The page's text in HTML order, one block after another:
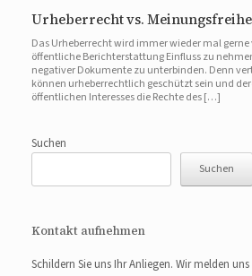
Urheberrecht vs.
Das Urheberrecht wird immer wieder mal
öffentliche Berichterstattung Einfluss zu
negativer Dokumente zu unterbinden. Denn
können urheberrechtlich geschützt sein und
öffentlichen Interesses die Rechte des […]
Suchen
Suchen
Kontakt aufnehmen
Schildern Sie uns Ihr Anliegen. Wir melden